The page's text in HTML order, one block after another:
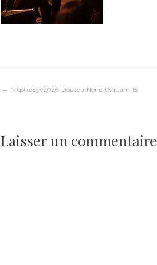
Navigation
l’article
MusikoEye2026-DouceurNoire-Usquam-15
Laisser un commentaire